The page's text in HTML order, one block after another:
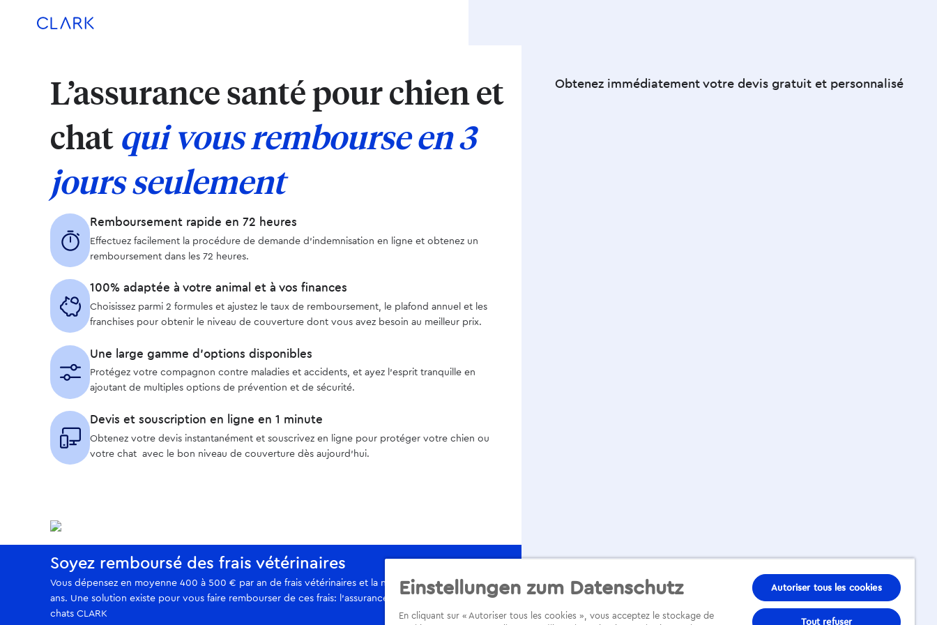
L’assurance santé pour chien et
chat qui vous rembourse en 3
jours seulement
Remboursement rapide en 72 heures
Effectuez facilement la procédure de demande d’indemnisation en ligne et obtenez un
remboursement dans les 72 heures.
100% adaptée à votre animal et à vos finances
Choisissez parmi 2 formules et ajustez le taux de remboursement, le plafond annuel et les
franchises pour obtenir le niveau de couverture dont vous avez besoin au meilleur prix.
Une large gamme d’options disponibles
Protégez votre compagnon contre maladies et accidents, et ayez l’esprit tranquille en
ajoutant de multiples options de prévention et de sécurité.
Devis et souscription en ligne en 1 minute
Obtenez votre devis instantanément et souscrivez en ligne pour protéger votre chien ou
votre chat avec le bon niveau de couverture dès aujourd’hui.
Soyez remboursé des frais vétérinaires
Vous dépensez en moyenne 400 à 500 € par an de frais vétérinaires et la note augmente au fil des
ans. Une solution existe pour vous faire rembourser de ces frais: l’assurance santé pour chiens et
chats CLARK
Obtenez immédiatement votre devis gratuit et personnalisé
Einstellungen zum Datenschutz
En cliquant sur « Autoriser tous les cookies », vous acceptez le stockage de
Autoriser tous les cookies
Tout refuser